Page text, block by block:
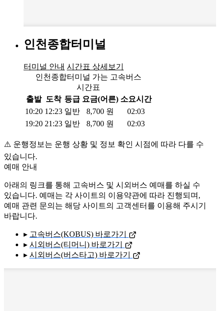
인천종합터미널
터미널 안내 시간표 상세보기
인천종합터미널 가는 고속버스
시간표
출발 도착 등급 요금(어른) 소요시간
10:20 12:23 일반 8,700 원
02:03
19:20 21:23 일반 8,700 원 02:03
⚠️ 운행정보는 운행 상황 및 정보 확인 시점에 따라 다를 수
있습니다.
예매 안내
아래의 링크를 통해 고속버스 및 시외버스 예매를 하실 수
있습니다. 예매는 각 사이트의 이용약관에 따라 진행되며,
예매 관련 문의는 해당 사이트의 고객센터를 이용해 주시기
바랍니다.
▸ 고속버스(KOBUS) 바로가기
▸ 시외버스(티머니) 바로가기
▸ 시외버스(버스타고) 바로가기